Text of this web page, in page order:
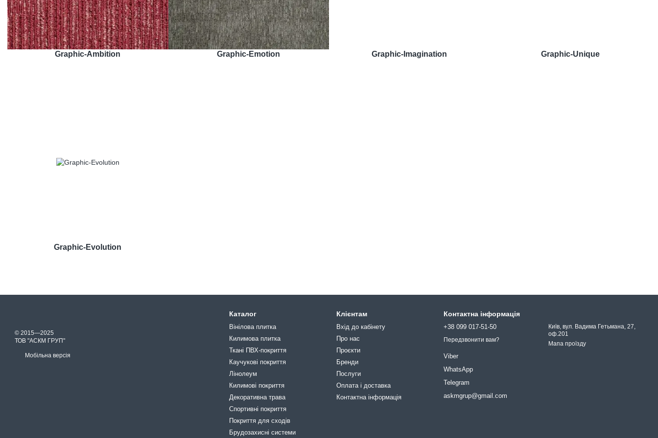
Graphic-Ambition Graphic-Emotion Graphic-Imagination Graphic-Unique
Graphic-Evolution
© 2015—2025
ТОВ "АСКМ ГРУП"
Мобільна версія
Каталог
Вінілова плитка
Килимова плитка
Ткані ПВХ-покриття
Каучукові покриття
Лінолеум
Килимові покриття
Декоративна трава
Спортивні покриття
Покриття для сходів
Брудозахисні системи
Клієнтам
Вхід до кабінету
Про нас
Проєкти
Бренди
Послуги
Оплата і доставка
Контактна інформація
Контактна інформація
+38 099 017-51-50
Передзвонити вам?
Viber
WhatsApp
Telegram
askmgrup@gmail.com
Київ, вул. Вадима Гетьмана, 27,
оф.201
Мапа проїзду